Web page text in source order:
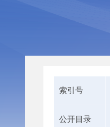
索引号
公开目录